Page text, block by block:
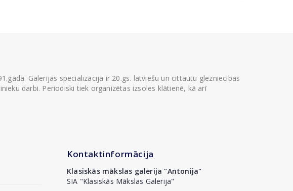
Galerijas specializācija ir 20.gs. latviešu un cittautu glezniecības
darbi. Periodiski tiek organizētas izsoles klātienē, kā arī
Kontaktinformācija
Klasiskās mākslas galerija "Antonija"
SIA "Klasiskās Mākslas Galerija"